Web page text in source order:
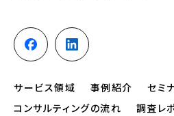
サービス領域 事例紹介
セミ
コンサルティングの流れ
調査レ